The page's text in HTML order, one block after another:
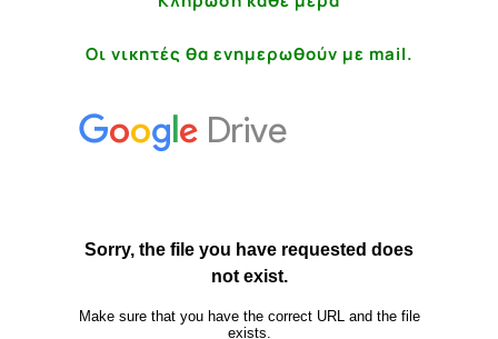
Οι νικητές θα ενημερωθούν με mail.